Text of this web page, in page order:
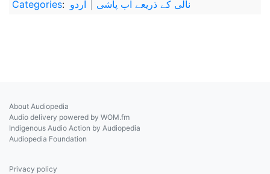
Categories: اردو نالی کے ذریعے آب پاشی
About Audiopedia
Audio delivery powered by WOM.fm
Indigenous Audio Action by Audiopedia
Audiopedia Foundation
Privacy policy